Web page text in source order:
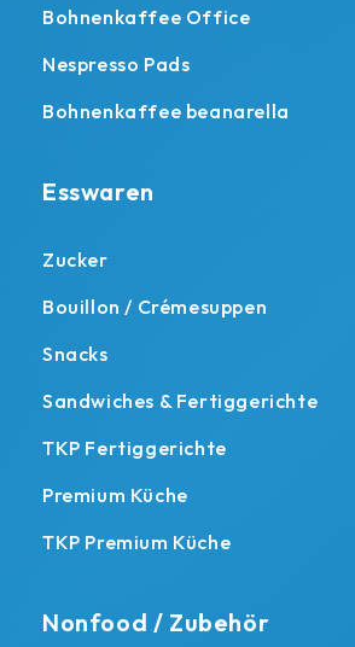
Bohnenkaffee Office
Nespresso Pads
Bohnenkaffee beanarella
Esswaren
Zucker
Bouillon / Crémesuppen
Snacks
Sandwiches & Fertiggerichte
TKP Fertiggerichte
Premium Küche
TKP Premium Küche
Nonfood / Zubehör